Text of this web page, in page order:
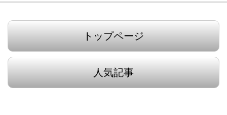
トップページ
人気記事